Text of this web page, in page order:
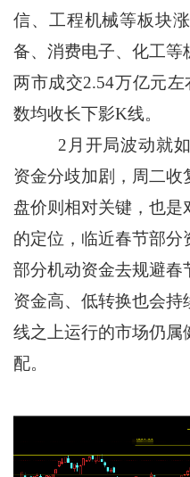
信、工程机械等板块
备、消费电子、化工等
两市成交2.54万亿元
数均收长下影K线。
2月开局波动就如
资金分歧加剧，周二
盘价则相对关键，也是
的定位，临近春节部分
部分机动资金去规避春
资金高、低转换也会
线之上运行的市场仍属
配。